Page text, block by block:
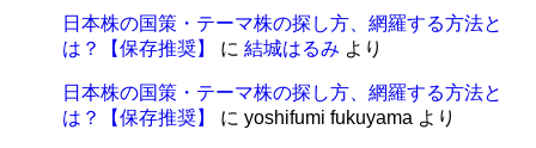
日本株の国策・テーマ株の探し方、網羅する方法と
は？【保存推奨】
に結城はるみ より
日本株の国策・テーマ株の探し方、網羅する方法と
は？【保存推奨】
にyoshifumi fukuyama より